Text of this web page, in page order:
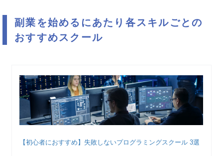
副業を始めるにあたり各スキルごとの
おすすめスクール
【初心者におすすめ】失敗しないプログラミングスクール 3選